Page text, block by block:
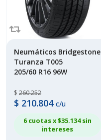
Neumáticos Bridgestone
Turanza T005
205/60 R16 96W
$ 260.252
$ 210.804 c/u
6 cuotas x $35.134sin
intereses